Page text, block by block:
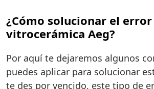
¿Cómo solucionar el error
vitrocerámica Aeg?
Por aquí te dejaremos algunos
puedes aplicar para solucionar
te des por vencido, este tipo de